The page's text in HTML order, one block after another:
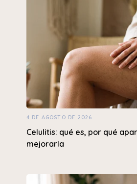
4 DE AGOSTO DE 2026
Celulitis: qué es, por qué
mejorarla